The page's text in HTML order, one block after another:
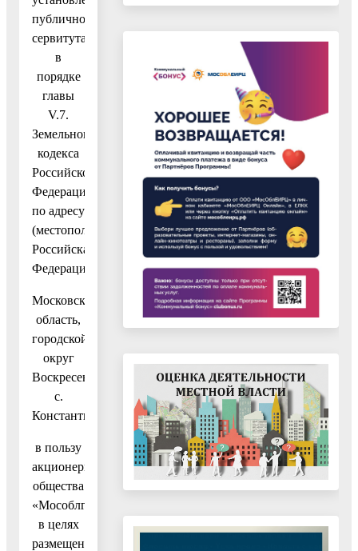
публичного
сервитута
в
порядке
главы
V.7.
Земельного
кодекса
Российской
Федерации
по адресу
(местоположение):
Российская
Федерация,
Московская
область,
городской
округ
Воскресенск,
с.
Константиново,
в пользу
акционерного
общества
«Мособлгаз»
в целях
размещения